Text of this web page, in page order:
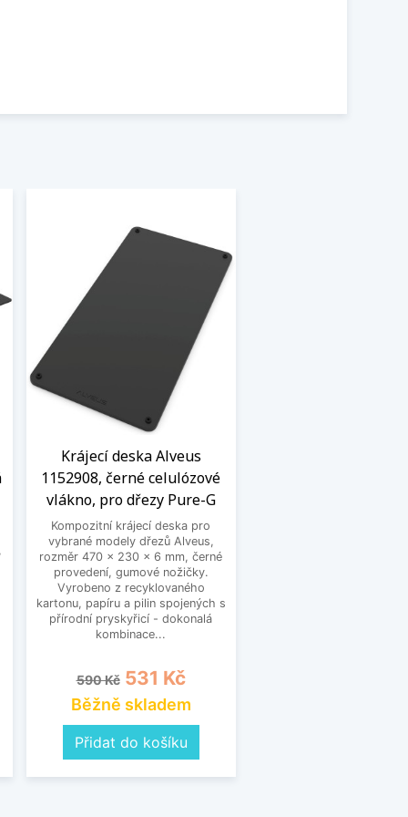
Krájecí deska Alveus
1152908, černé celulózové
vlákno, pro dřezy Pure-G
Kompozitní krájecí deska pro
vybrané modely dřezů Alveus,
rozměr 470 x 230 x 6 mm, černé
provedení, gumové nožičky.
Vyrobeno z recyklovaného
kartonu, papíru a pilin spojených s
přírodní pryskyřicí - dokonalá
kombinace...
Běžná cena
590 Kč Cena
531 Kč
Běžně skladem
Přidat do košíku